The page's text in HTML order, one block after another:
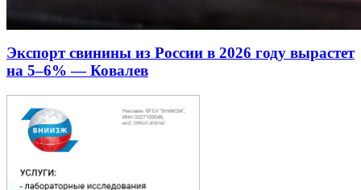
Экспорт свинины из России в 2026 году вырастет
на 5–6% — Ковалев